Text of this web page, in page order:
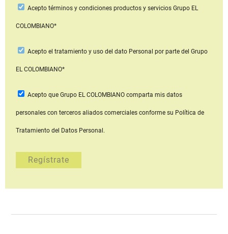
Aceptotérminos y condiciones productos y serviciosGrupo EL
COLOMBIANO*
Acepto el tratamiento y uso del dato Personal por parte del Grupo
EL COLOMBIANO*
Acepto que Grupo EL COLOMBIANOcomparta mis datos
personales con terceros aliados comerciales conforme su Política de
Tratamiento del Datos Personal.